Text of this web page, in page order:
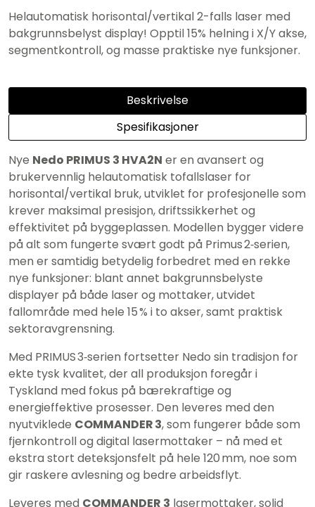
Helautomatisk horisontal/vertikal 2-falls laser med
bakgrunnsbelyst display! Opptil 15% helning i X/Y akse,
segmentkontroll, og masse praktiske nye funksjoner.
Beskrivelse
Spesifikasjoner
Nye Nedo PRIMUS 3 HVA2N er en avansert og
brukervennlig helautomatisk tofallslaser for
horisontal/vertikal bruk, utviklet for profesjonelle som
krever maksimal presisjon, driftssikkerhet og
effektivitet på byggeplassen. Modellen bygger videre
på alt som fungerte svært godt på Primus 2‑serien,
men er samtidig betydelig forbedret med en rekke
nye funksjoner: blant annet bakgrunnsbelyste
displayer på både laser og mottaker, utvidet
fallområde med hele 15 % i to akser, samt praktisk
sektoravgrensning.
Med PRIMUS 3‑serien fortsetter Nedo sin tradisjon for
ekte tysk kvalitet, der all produksjon foregår i
Tyskland med fokus på bærekraftige og
energieffektive prosesser. Den leveres med den
nyutviklede COMMANDER 3, som fungerer både som
fjernkontroll og digital lasermottaker – nå med et
ekstra stort deteksjonsfelt på hele 120 mm, noe som
gir raskere avlesning og bedre arbeidsflyt.
Leveres med COMMANDER 3 lasermottaker, solid